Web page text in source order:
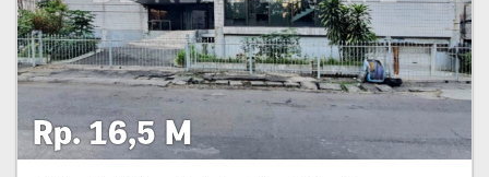
Rp. 16,5 M